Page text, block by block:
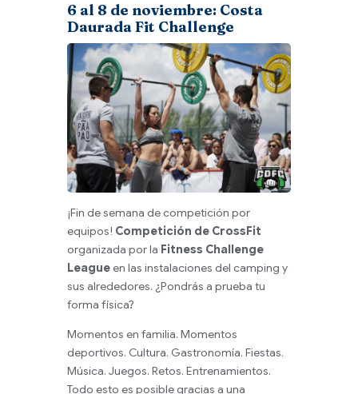
6 al 8 de noviembre: Costa
Daurada Fit Challenge
¡Fin de semana de competición por
equipos! Competición de CrossFit
organizada por la Fitness Challenge
Leagueen las instalaciones del camping y
sus alrededores. ¿Pondrás a prueba tu
forma física?
Momentos en familia. Momentos
deportivos. Cultura. Gastronomía. Fiestas.
Música. Juegos. Retos. Entrenamientos.
Todo esto es posible gracias a una